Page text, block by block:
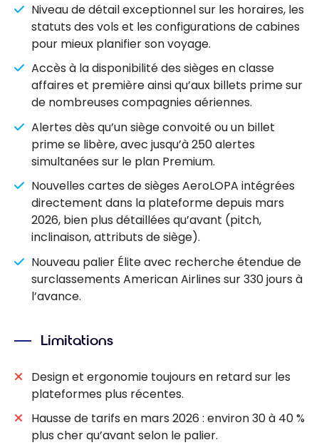
Niveau de détail exceptionnel sur les horaires, les
statuts des vols et les configurations de cabines
pour mieux planifier son voyage.
Accès à la disponibilité des sièges en classe
affaires et première ainsi qu’aux billets prime sur
de nombreuses compagnies aériennes.
Alertes dès qu’un siège convoité ou un billet
prime se libère, avec jusqu’à 250 alertes
simultanées sur le plan Premium.
Nouvelles cartes de sièges AeroLOPA intégrées
directement dans la plateforme depuis mars
2026, bien plus détaillées qu’avant (pitch,
inclinaison, attributs de siège).
Nouveau palier Élite avec recherche étendue de
surclassements American Airlines sur 330 jours à
l’avance.
Limitations
Design et ergonomie toujours en retard sur les
plateformes plus récentes.
Hausse de tarifs en mars 2026 : environ 30 à 40 %
plus cher qu’avant selon le palier.